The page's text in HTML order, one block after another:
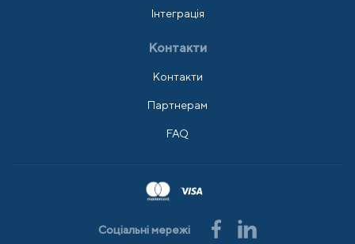
Інтеграція
Контакти
Контакти
Партнерам
FAQ
Соціальні мережі